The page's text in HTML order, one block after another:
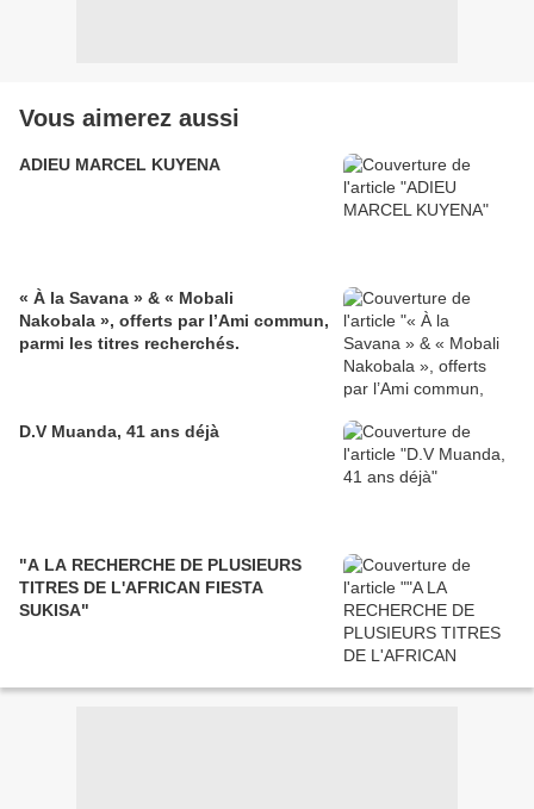
Vous aimerez aussi
ADIEU MARCEL KUYENA
« À la Savana » & « Mobali
Nakobala », offerts par l’Ami commun,
parmi les titres recherchés.
D.V Muanda, 41 ans déjà
"A LA RECHERCHE DE PLUSIEURS
TITRES DE L'AFRICAN FIESTA
SUKISA"